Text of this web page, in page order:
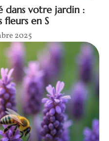
dans votre jardin :
fleurs en S
2025